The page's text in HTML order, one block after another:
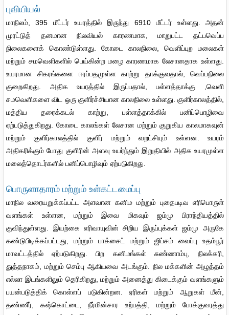
புவியியல்
மாநிலம், 395 மீட்டர் உயரத்தில் இருந்து 6910 மீட்டர் உள்ளது. அதன்
முரட்டுத் தனமான நிலவியல் காரணமாக, மாறுபட்ட தட்பவெப்ப
நிலைகளைக் கொண்டுள்ளது. கோடை காலநிலை, வெளிப்புற மலைகள்
மற்றும் சமவெளிகளில் பெய்கின்ற மழை காரணமாக லேசானதாக உள்ளது.
உயரமான சிகரங்களை ஈரப்பதமுள்ள காற்று தாக்குவதால், வெப்பநிலை
குறைகிறது. அதிக உயரத்தில் இருப்பதால், பள்ளத்தாக்கு ,வெளி
சமவெளிகளை விட ஒரு குளிர்ச்சியான காலநிலை உள்ளது. குளிர்காலத்தில்,
மத்திய தரைக்கடல் காற்று, பள்ளத்தாக்கில் பனிப்பொழிவை
ஏற்படுத்துகிறது. கோடை காலங்கள் லேசான மற்றும் குறுகிய காலமாகவுன்
மற்றும் குளிர்காலத்தில் குளிர் மற்றும் வறட்சியும் உள்ளன. உயரம்
அதிகரிக்கும் போது குளிரின் அளவு உயர்ந்தும் இறுதியில் அதிக உயரமுள்ள
மலைத்தொடர்களில் பனிப்பொழிவும் ஏற்படுகிறது.
பொருளாதாரம் மற்றும் உள்கட்டமைப்பு
மாநில வரையறுக்கப்பட்ட அளவான கனிம மற்றும் புதைபடிவ எரிபொருள்
வளங்கள் உள்ளன, மற்றும் இவை மிகவும் ஜம்மு பிராந்தியத்தில்
குவிந்துள்ளது. இயற்கை எரிவாயுவின் சிறிய இருப்புக்கள் ஜம்மு அருகே
கண்டுபிடிக்கப்பட்டது, மற்றும் பாக்சைட் மற்றும் ஜிப்சம் வைப்பு உதம்பூர்
மாவட்டத்தில் ஏற்படுகிறது. பிற கனிமங்கள் சுண்ணாம்பு, நிலக்கரி,
துத்தநாகம், மற்றும் செம்பு ஆகியவை அடங்கும். நில மக்களின் அழுத்தம்
எல்லா இடங்களிலும் தெரிகிறது, மற்றும் அனைத்து கிடைக்கும் வளங்களும்
பயன்படுத்திக் கொள்ளப் படுகின்றன. ஏரிகள் மற்றும் ஆறுகள் மீன்,
தண்ணீர், கஷ்கொட்டை, நீர்மின்சார உற்பத்தி, மற்றும் போக்குவரத்து